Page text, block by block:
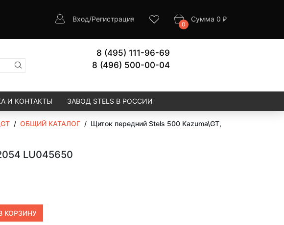
Вход/Регистрация
0
Сумма 0 ₽
8 (495) 111-96-69
8 (496) 500-00-04
И КОНТАКТЫ ЗАВОД STELS В РОССИИ
/ ОБЩИЙ КАТАЛОГ / Щиток передний Stels 500 Kazuma\GT,
LU045650